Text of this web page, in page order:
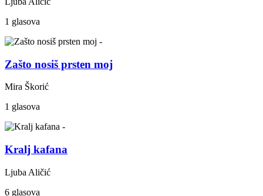
1 glasova
Zašto nosiš prsten moj
Mira Škorić
1 glasova
Kralj kafana
Ljuba Aličić
6 glasova